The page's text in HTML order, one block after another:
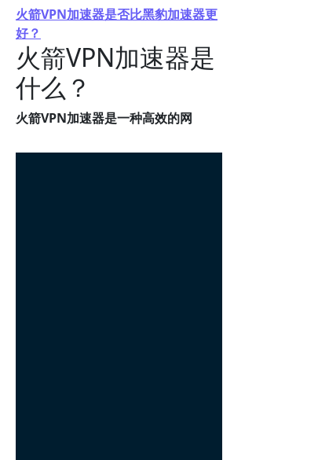
火箭VPN加速器是否比黑豹加速器更
好？
火箭VPN加速器是
什么？
火箭VPN加速器是一种高效的网